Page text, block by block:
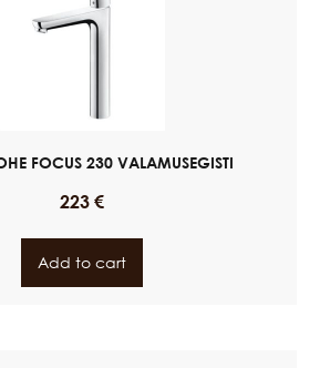
FOCUS 230 VALAMUSEGISTI
223 €
Add to cart